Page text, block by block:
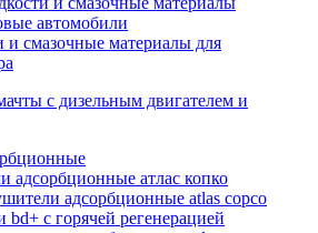
автомобили
и смазочные материалы для
с дизельным двигателем и
адсорбционные атлас копко
адсорбционные atlas copco
bd+ с горячей регенерацией